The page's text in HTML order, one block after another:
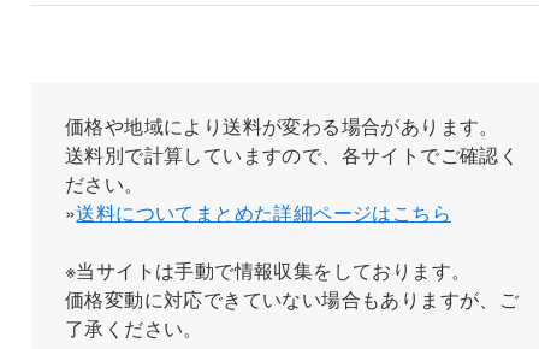
価格や地域により送料が変わる場合があります。
送料別で計算していますので、各サイトでご確認く
ださい。
»送料についてまとめた詳細ページはこちら
※当サイトは手動で情報収集をしております。
価格変動に対応できていない場合もありますが、ご
了承ください。